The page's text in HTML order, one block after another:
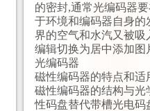
的密封,通常光编码器
于环境和编码器自身
界的空气和水汽又被
编辑切换为居中添加图
光编码器
磁性编码器的特点和适
磁性编码器的结构与
性码盘替代带槽光电